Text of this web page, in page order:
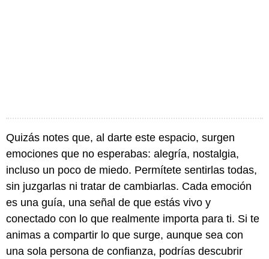
Quizás notes que, al darte este espacio, surgen
emociones que no esperabas: alegría, nostalgia,
incluso un poco de miedo. Permítete sentirlas todas,
sin juzgarlas ni tratar de cambiarlas. Cada emoción
es una guía, una señal de que estás vivo y
conectado con lo que realmente importa para ti. Si te
animas a compartir lo que surge, aunque sea con
una sola persona de confianza, podrías descubrir